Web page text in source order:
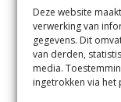
Deze website
verwerking van
gegevens. Dit
van derden,
media.
ingetrokken via
0255-533900
info@jutter.nlof
st.nl
Contact
Andere uitgaven